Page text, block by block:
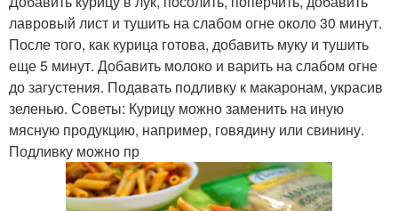
лавровый лист и тушить на слабом огне около 30 минут.
После того, как курица готова, добавить муку и тушить
еще 5 минут. Добавить молоко и варить на слабом огне
до загустения. Подавать подливку к макаронам, украсив
зеленью. Советы: Курицу можно заменить на иную
мясную продукцию, например, говядину или свинину.
Подливку можно пр